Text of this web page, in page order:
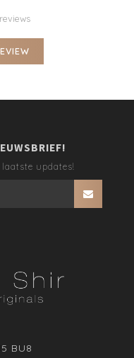
updates!
BU8